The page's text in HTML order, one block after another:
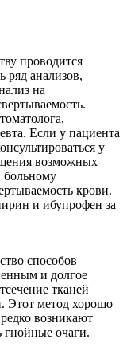
проводится
ряд анализов,
на
Если у пациента
у
возможных
больному
крови.
и ибупрофен за
способов
и долгое
тканей
Этот метод хорошо
возникают
гнойные очаги.